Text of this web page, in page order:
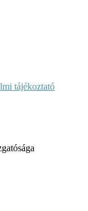
tájékoztató